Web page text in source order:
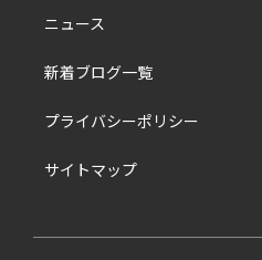
ニュース
新着ブログ一覧
プライバシーポリシー
サイトマップ